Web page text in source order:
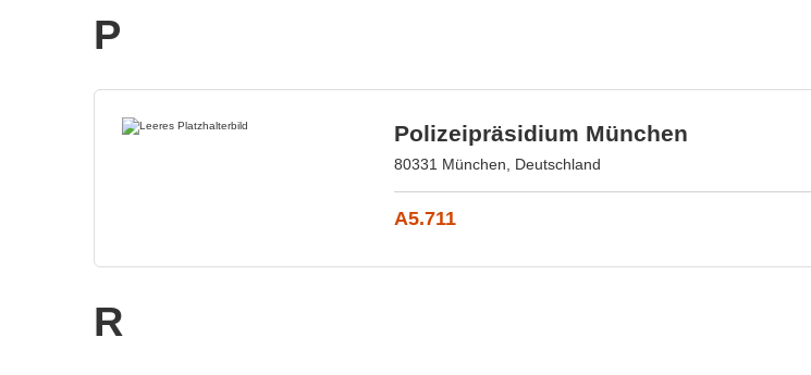
P
Polizeipräsidium München
80331 München, Deutschland
A5.711
R